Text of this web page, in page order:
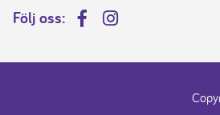
Följ oss:
FacebookInstagram